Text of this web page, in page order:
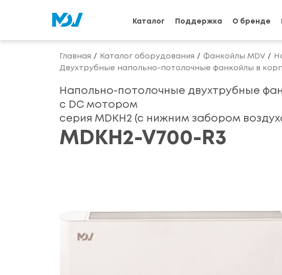
Каталог Поддержка О бренде
Главная Каталог оборудования Фанкойлы MDV
Двухтрубные напольно-потолочные фанкойлы в
Напольно-потолочные двухтрубные
с DC мотором
серия MDKH2 (с нижним забором
MDKH2-V700-R3